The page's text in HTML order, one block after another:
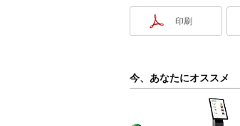
印刷
今、あなたにオススメ